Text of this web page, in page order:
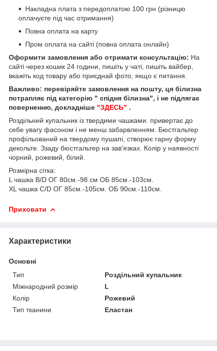
Накладна плата з передоплатою 100 грн (різницю
оплачуєте під час отримання)
Повна оплата на карту
Пром оплата на сайті (повна оплата онлайн)
Оформити замовлення або отримати консультацію: На
сайті через кошик 24 години, пишіть у чаті, пишіть вайбер,
вкажіть код товару або приєднай фото, якщо є питання.
Важливо: перевіряйте замовлення на пошту, ця білизна
потрапляє під категорію " спідня білизна", і не підлягає
поверненню, докладніше "ЗДЕСЬ" .
Роздільний купальник із твердими чашками. привертає до
себе увагу фасоном і не менш забарвленням. Бюстгальтер
профільований на твердому пушапі, створює гарну форму
декольте. Ззаду бюстгальтер на зав'язках. Колір у наявності
чорний, рожевий, білий.
Розмірна сітка:
L чашка B/D ОГ 80см.-98 см ОБ 85см.-103см.
XL чашка С/D ОГ 85см.-105см. ОБ 90см.-110см.
Приховати
Характеристики
Основні
Тип
Роздільний купальник
Міжнародний розмір
L
Колір
Рожевий
Тип тканини
Еластан